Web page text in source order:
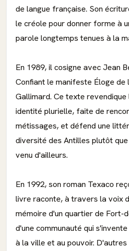
de langue française. Son
le créole pour donner forme à
parole longtemps tenues à la
En 1989, il cosigne avec Jean
Confiant le manifeste Éloge de
Gallimard. Ce texte
identité plurielle, faite de
métissages, et défend une
diversité des Antilles plutôt que
venu d'ailleurs.
En 1992, son roman Texaco
livre raconte, à travers la voix
mémoire d'un quartier de Fort-
d'une communauté qui
à la ville et au pouvoir.